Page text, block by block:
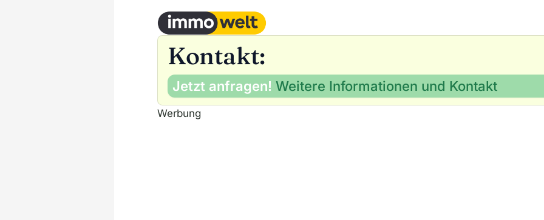
Kontakt:
Jetzt anfragen! Weitere Informationen und Kontakt
Werbung